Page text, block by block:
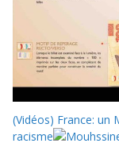
(Vidéos) France: un
racisme